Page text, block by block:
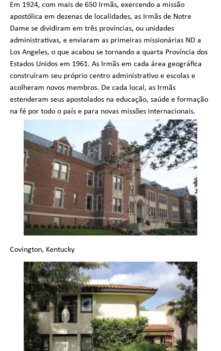
Covington, Kentucky
Em 1924, com mais de 650 Irmãs, exercendo a missão
apostólica em dezenas de localidades, as Irmãs de Notre
Dame se dividiram em três províncias, ou unidades
administrativas, e enviaram as primeiras missionárias ND a
Los Angeles, o que acabou se tornando a quarta Província dos
Estados Unidos em 1961. As Irmãs em cada área geográfica
construíram seu próprio centro administrativo e escolas e
acolheram novos membros. De cada local, as Irmãs
estenderam seus apostolados na educação, saúde e formação
na fé por todo o país e para novas missões internacionais.